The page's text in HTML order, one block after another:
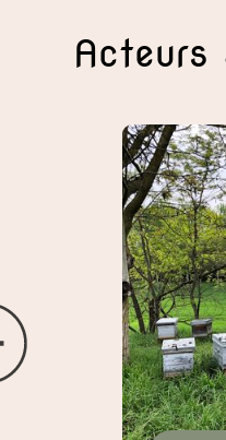
Acteurs
Le Rucher